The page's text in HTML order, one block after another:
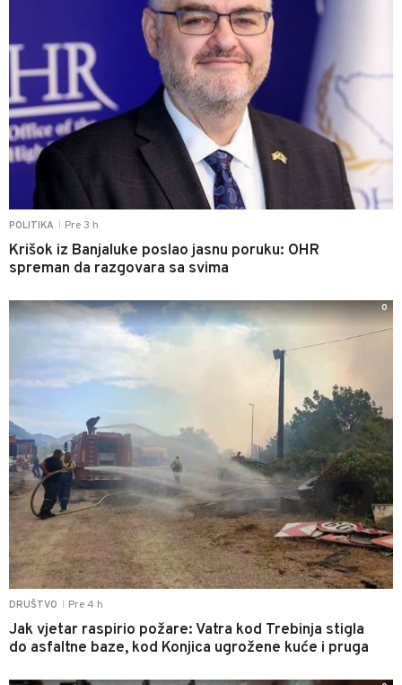
POLITIKA Pre 3 h
Krišok iz Banjaluke poslao jasnu poruku: OHR
spreman da razgovara sa svima
DRUŠTVO Pre 4 h
Jak vjetar raspirio požare: Vatra kod Trebinja stigla
do asfaltne baze, kod Konjica ugrožene kuće i pruga
0